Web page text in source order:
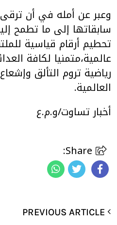
وعبر عن أمله في أن
سابقاتها إلى ما تطمح
تحطيم أرقام قياسية
عالمية،متمنيا لكافة
رياضية تروم التألق
العالمية.
أخبار تساوت/و.م.ع